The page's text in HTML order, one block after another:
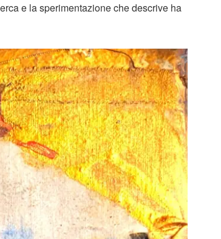
e la sperimentazione che descrive ha